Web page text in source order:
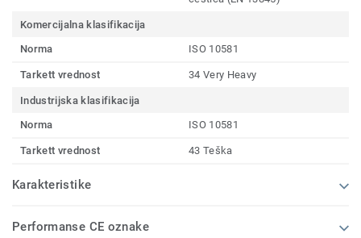
Komercijalna klasifikacija
Norma
ISO 10581
Tarkett vrednost 34 Very Heavy
Industrijska klasifikacija
Norma
ISO 10581
Tarkett vrednost 43 Teška
Karakteristike
Performanse CE oznake